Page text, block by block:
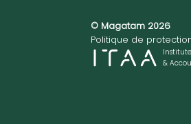
© Magatam 2026
Politique de
&